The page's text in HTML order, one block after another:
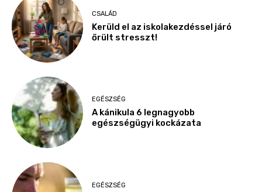
CSALÁD
Kerüld el az iskolakezdéssel járó
őrült stresszt!
EGÉSZSÉG
A kánikula 6 legnagyobb
egészségügyi kockázata
EGÉSZSÉG